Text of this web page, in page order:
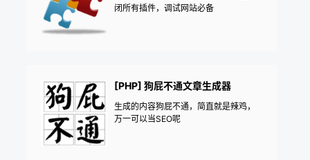
闭所有插件，调试网站必备
[PHP] 狗屁不通文章生成器
生成的内容狗屁不通，简直就是辣鸡，
万一可以当SEO呢